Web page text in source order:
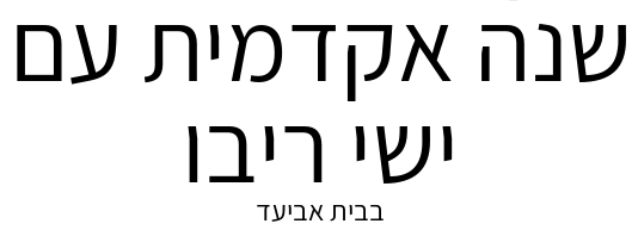
שנה אקדמית עם
ישי ריבו
בבית אביעד